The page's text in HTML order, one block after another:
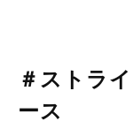
＃ストラ
ース